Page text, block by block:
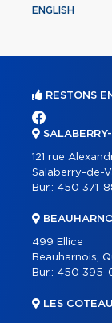
ENGLISH
RESTONS
121 rue
Salaberry-de-
Bur.: 450 371-
499 Ellice
Beauharnois,
Bur.: 450 395-
LES